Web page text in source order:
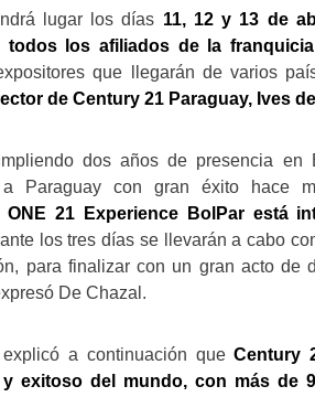
lugar los días 11, 12 y 13 de
todos los afiliados de la
que llegarán de varios
de Century 21 Paraguay, Ives
dos años de presencia
a Paraguay con gran éxito hace
ONE 21 Experience BolPar está
los tres días se llevarán a cabo
para finalizar con un gran acto de
De Chazal.
explicó a continuación queCentury
exitoso del mundo, con más de